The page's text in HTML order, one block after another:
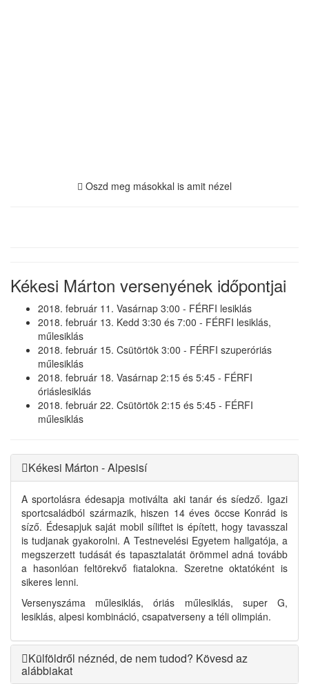
Oszd meg másokkal is amit nézel
Kékesi Márton versenyének időpontjai
2018. február 11. Vasárnap 3:00 - FÉRFI lesiklás
2018. február 13. Kedd 3:30 és 7:00 - FÉRFI lesiklás,
műlesiklás
2018. február 15. Csütörtök 3:00 - FÉRFI szuperóriás
műlesiklás
2018. február 18. Vasárnap 2:15 és 5:45 - FÉRFI
óriáslesiklás
2018. február 22. Csütörtök 2:15 és 5:45 - FÉRFI
műlesiklás
Kékesi Márton - Alpesisí
A sportolásra édesapja motiválta aki tanár és síedző. Igazi
sportcsaládból származik, hiszen 14 éves öccse Konrád is
síző. Édesapjuk saját mobil síliftet is épített, hogy tavasszal
is tudjanak gyakorolni. A Testnevelési Egyetem hallgatója, a
megszerzett tudását és tapasztalatát örömmel adná tovább
a hasonlóan feltörekvő fiatalokna. Szeretne oktatóként is
sikeres lenni.
Versenyszáma műlesiklás, óriás műlesiklás, super G,
lesiklás, alpesi kombináció, csapatverseny a téli olimpián.
Külföldről néznéd, de nem tudod? Kövesd az
alábbiakat